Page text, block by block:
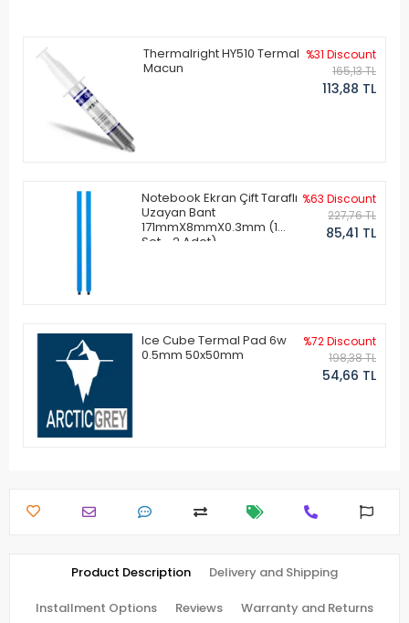
Thermalright HY510 Termal
Macun
%31 Discount
165,13 TL
113,88 TL
Notebook Ekran Çift Taraflı
Uzayan Bant
171mmX8mmX0.3mm (1
Set - 2 Adet)
%63 Discount
227,76 TL
85,41 TL
Ice Cube Termal Pad 6w
0.5mm 50x50mm
%72 Discount
198,38 TL
54,66 TL
Product Description Delivery and Shipping
Installment Options Reviews Warranty and Returns